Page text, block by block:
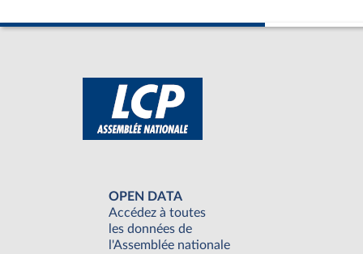
OPEN DATA
Accédez à toutes
les données de
l'Assemblée nationale